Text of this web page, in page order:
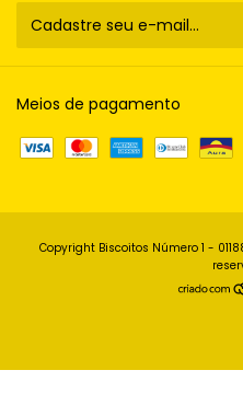
Meios de pagamento
Copyright Biscoitos Número 1 -